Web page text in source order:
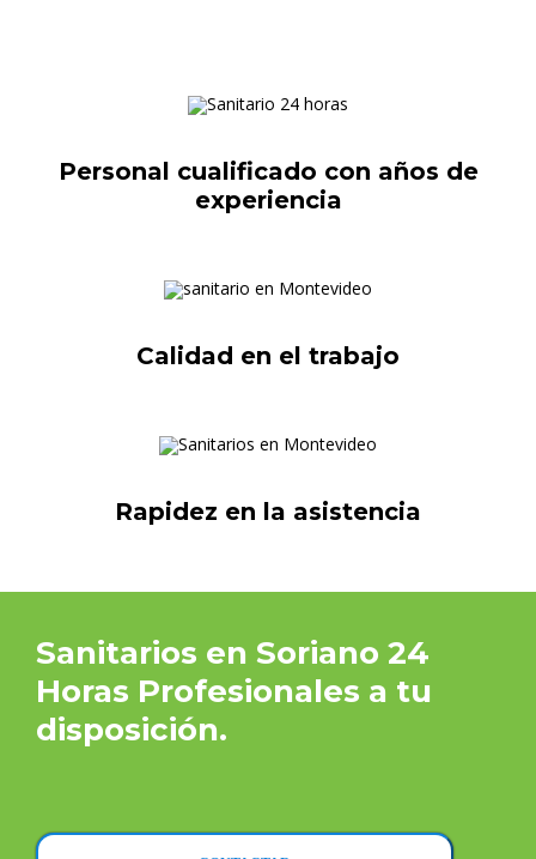
Personal cualificado con años de
experiencia
Calidad en el trabajo
Rapidez en la asistencia
Sanitarios en Soriano 24
Horas Profesionales a tu
disposición.